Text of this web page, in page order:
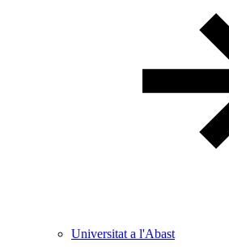
Universitat a l'Abast